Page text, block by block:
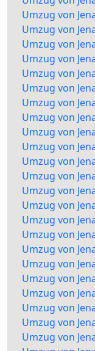
Umzug von
Umzug von
Umzug von
Umzug von
Umzug von
Umzug von
Umzug von
Umzug von
Umzug von
Umzug von
Umzug von
Umzug von
Umzug von
Umzug von
Umzug von
Umzug von
Umzug von
Umzug von
Umzug von
Umzug von
Umzug von
Umzug von
Umzug von